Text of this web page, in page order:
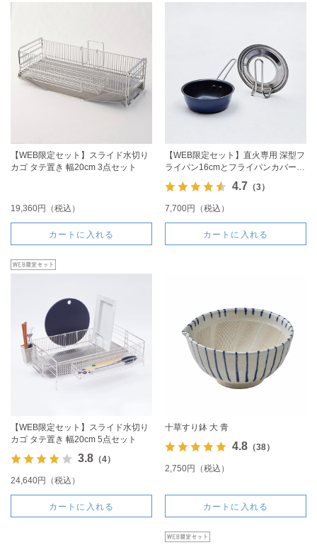
【WEB限定セット】スライド水切り
カゴ タテ置き 幅20cm 3点セット
19,360円（税込）
カートに入れる
【WEB限定セット】直火専用 深型フ
ライパン16cmとフライパンカバーの
セット
4.7 （3）
7,700円（税込）
カートに入れる
【WEB限定セット】スライド水切り
カゴ タテ置き 幅20cm 5点セット
3.8（4）
24,640円（税込）
カートに入れる
十草すり鉢 大 青
4.8（38）
2,750円（税込）
カートに入れる